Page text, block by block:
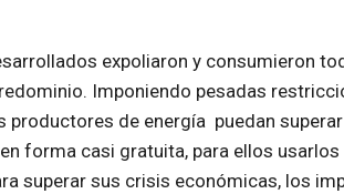
expoliaron y consumieron
Imponiendo pesadas
productores de energía puedan
forma casi gratuita, para ellos
superar sus crisis económicas, los